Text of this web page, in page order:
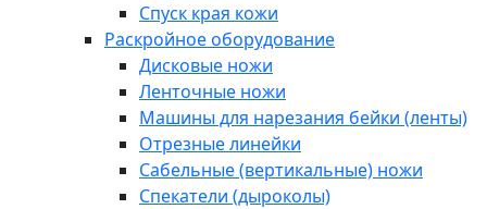
Спуск края кожи
Раскройное оборудование
Дисковые ножи
Ленточные ножи
Машины для нарезания бейки (ленты)
Отрезные линейки
Сабельные (вертикальные) ножи
Спекатели (дыроколы)